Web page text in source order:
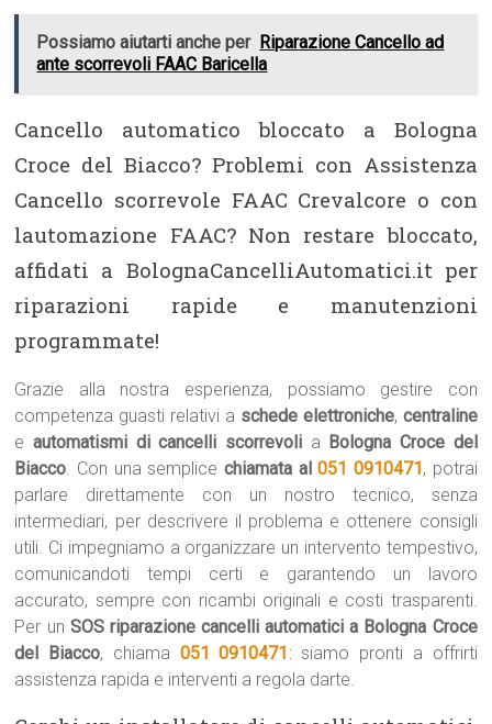
Possiamo aiutarti anche per Riparazione Cancello ad
ante scorrevoli FAAC Baricella
Cancello automatico bloccato a Bologna
Croce del Biacco? Problemi con Assistenza
Cancello scorrevole FAAC Crevalcore o con
lautomazione FAAC? Non restare bloccato,
affidati a BolognaCancelliAutomatici.it per
riparazioni rapide e manutenzioni
programmate!
Grazie alla nostra esperienza, possiamo gestire con
competenza guasti relativi a schede elettroniche, centraline
eautomatismi di cancelli scorrevoli a Bologna Croce del
Biacco. Con una semplice chiamata al051 0910471, potrai
parlare direttamente con un nostro tecnico, senza
intermediari, per descrivere il problema e ottenere consigli
utili. Ci impegniamo a organizzare un intervento tempestivo,
comunicandoti tempi certi e garantendo un lavoro
accurato, sempre con ricambi originali e costi trasparenti.
Per un SOS riparazione cancelli automatici a Bologna Croce
del Biacco, chiama 051 0910471 : siamo pronti a offrirti
assistenza rapida e interventi a regola darte.